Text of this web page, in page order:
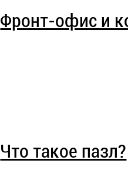
Фронт-офис и
Что такое пазл?